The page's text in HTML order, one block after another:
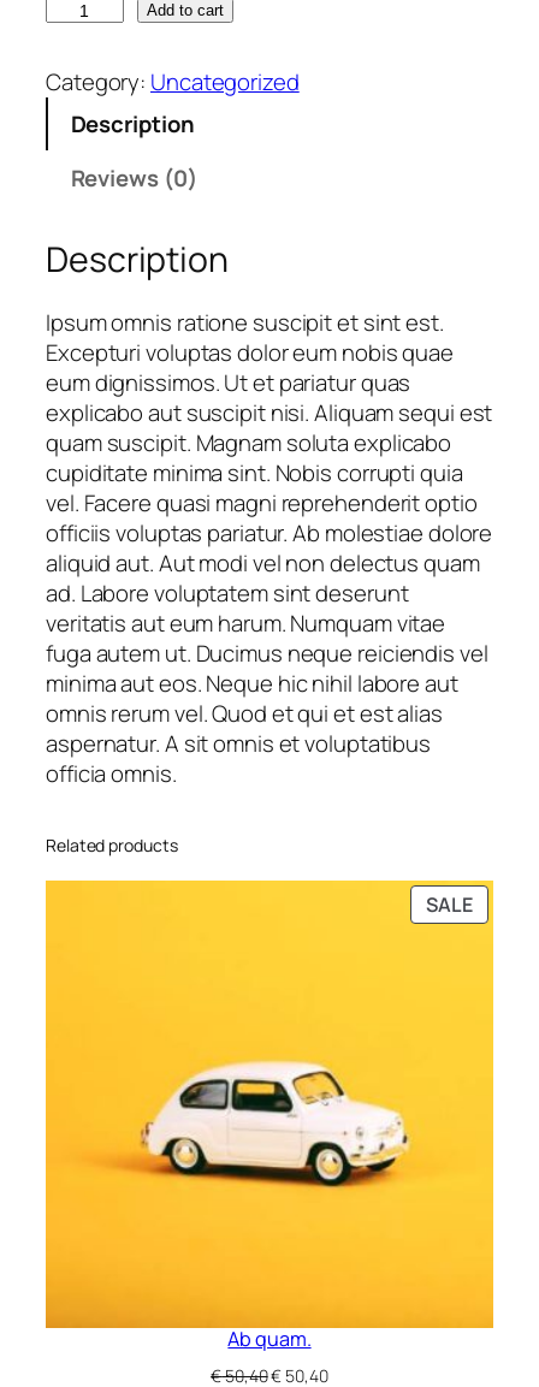
1
6
3
1
6
.
m
i
e
.
q
u
a
n
t
i
t
y
Add to cart
Category: Uncategorized
Description
Reviews (0)
Description
Ipsum omnis ratione suscipit et sint est.
Excepturi voluptas dolor eum nobis quae
eum dignissimos. Ut et pariatur quas
explicabo aut suscipit nisi. Aliquam sequi est
quam suscipit. Magnam soluta explicabo
cupiditate minima sint. Nobis corrupti quia
vel. Facere quasi magni reprehenderit optio
officiis voluptas pariatur. Ab molestiae dolore
aliquid aut. Aut modi vel non delectus quam
ad. Labore voluptatem sint deserunt
veritatis aut eum harum. Numquam vitae
fuga autem ut. Ducimus neque reiciendis vel
minima aut eos. Neque hic nihil labore aut
omnis rerum vel. Quod et qui et est alias
aspernatur. A sit omnis et voluptatibus
officia omnis.
Related products
SALE
ON
Ab quam.
€50,40Original
€ 50,40Current